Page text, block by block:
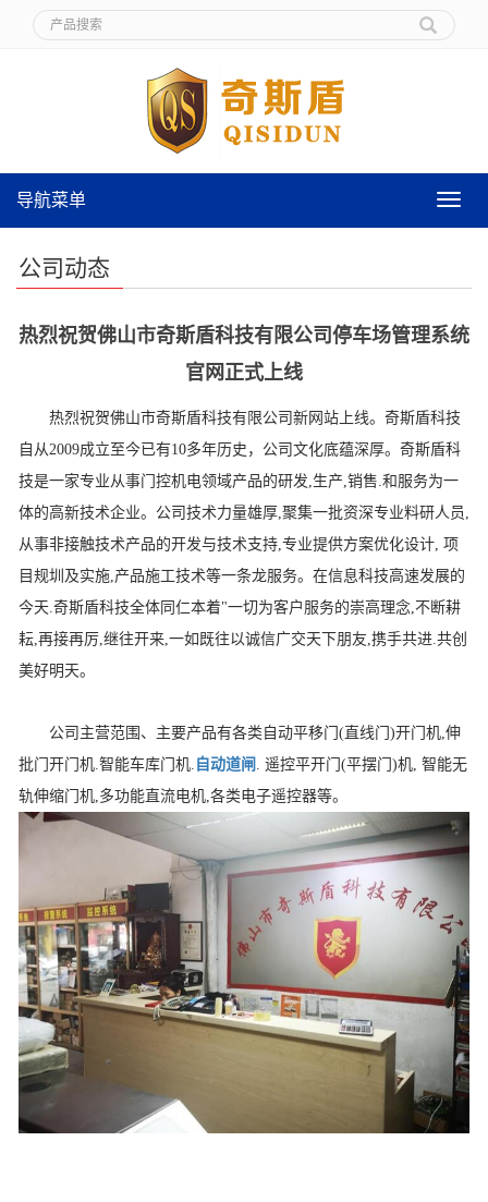
导
导航菜单
公司动态
热烈祝贺佛山市奇斯盾科技有限公司停车场管理系统
官网正式上线
热烈祝贺佛山市奇斯盾科技有限公司新网站上线。奇斯盾科技
自从2009成立至今已有10多年历史，公司文化底蕴深厚。奇斯盾科
技是一家专业从事门控机电领域产品的研发,生产,销售.和服务为一
体的高新技术企业。公司技术力量雄厚,聚集一批资深专业料研人员,
从事非接触技术产品的开发与技术支持,专业提供方案优化设计, 项
目规圳及实施,产品施工技术等一条龙服务。在信息科技高速发展的
今天.奇斯盾科技全体同仁本着"一切为客户服务的崇高理念,不断耕
耘,再接再厉,继往开来,一如既往以诚信广交天下朋友,携手共进.共创
美好明天。
公司主营范围、主要产品有各类自动平移门(直线门)开门机,伸
批门开门机.智能车库门机. 自动道闸 . 遥控平开门(平摆门)机, 智能无
轨伸缩门机,多功能直流电机,各类电子遥控器等。